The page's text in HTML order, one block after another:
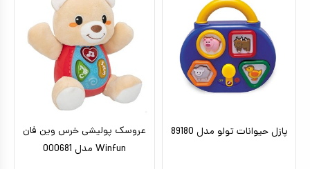
پازل حیوانات تولو مدل 89180
عروسک پولیشی خرس وین فان
Winfun مدل 000681